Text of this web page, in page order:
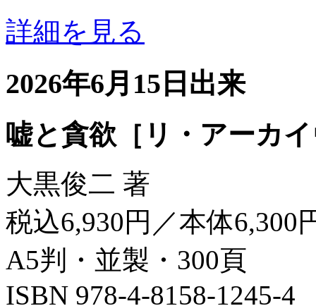
詳細を見る
2026年6月15日出来
嘘と貪欲［リ・アーカ
大黒俊二 著
税込6,930円／本体6,300
A5判・並製・300頁
ISBN 978-4-8158-1245-4